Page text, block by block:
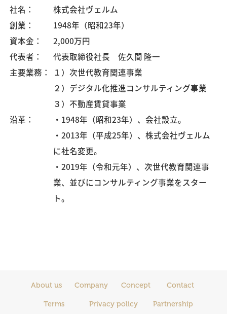
社名：
株式会社ヴェルム
創業：
1948年（昭和23年）
資本金：
2,000万円
代表者：
代表取締役社長 佐久間 隆一
主要業務：
１）次世代教育関連事業
２）デジタル化推進コンサルティング事業
３）不動産賃貸事業
沿革：
・1948年（昭和23年）、会社設立。
・2013年（平成25年）、株式会社ヴェルム
に社名変更。
・2019年（令和元年）、次世代教育関連事
業、並びにコンサルティング事業をスター
ト。
About us Company Concept Contact
Terms Privacy policy Partnership